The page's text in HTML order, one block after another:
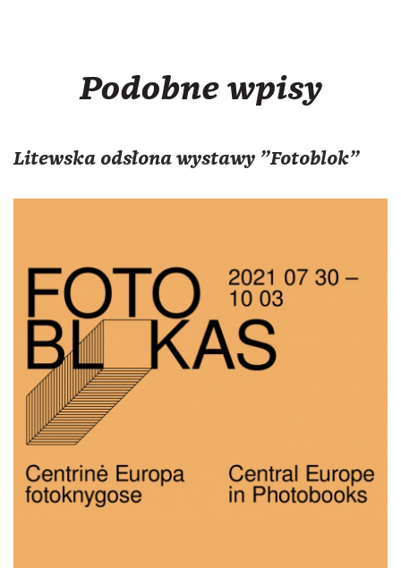
Podobne wpisy
Litewska odsłona wystawy "Fotoblok"